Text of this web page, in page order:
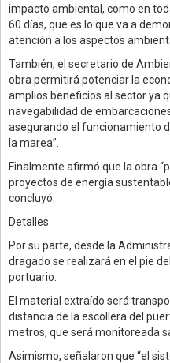
impacto ambiental, como en
60 días, que es lo que va a
atención a los aspectos
También, el secretario de
obra permitirá potenciar la
amplios beneficios al sector ya
navegabilidad de
asegurando el funcionamiento
la marea”.
Finalmente afirmó que la obra
proyectos de energía
concluyó.
Detalles
Por su parte, desde la
dragado se realizará en el pie
portuario.
El material extraído será
distancia de la escollera del
metros, que será monitoreada
Asimismo, señalaron que “el